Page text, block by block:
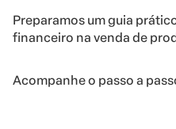
Preparamos um guia
financeiro na venda de
Acompanhe o passo a